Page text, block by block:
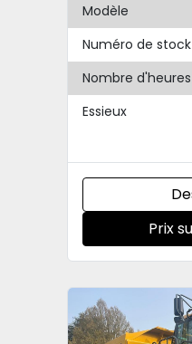
Modèle
Numéro de stock
Nombre d'heures
Essieux
Prix